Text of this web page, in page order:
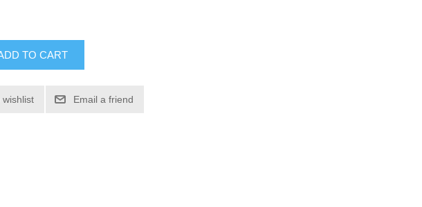
TO CART
wishlist Email a friend